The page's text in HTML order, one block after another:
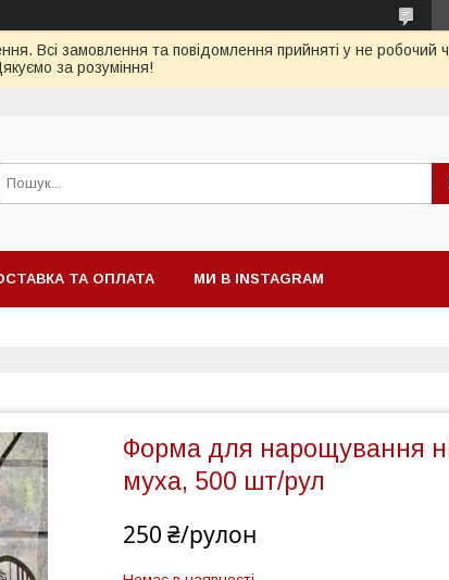
Всі замовлення та повідомлення прийняті у не робочий
за розуміння!
ТА ОПЛАТА МИ В INSTAGRAM
Форма для нарощування
муха, 500 шт/рул
250 ₴/рулон